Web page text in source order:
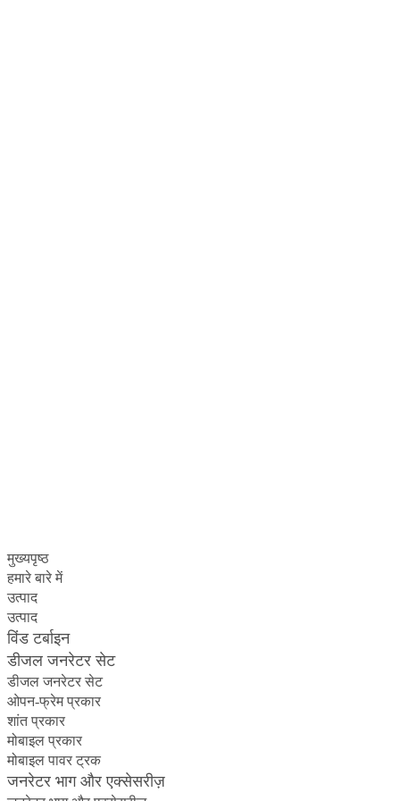
मुख्यपृष्ठ
हमारे बारे में
उत्पाद
उत्पाद
विंड टर्बाइन
डीजल जनरेटर सेट
डीजल जनरेटर सेट
ओपन-फ्रेम प्रकार
शांत प्रकार
मोबाइल प्रकार
मोबाइल पावर ट्रक
जनरेटर भाग और एक्सेसरीज़